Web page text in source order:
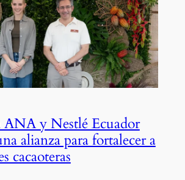
ANA y Nestlé Ecuador
alianza para fortalecer a
cacaoteras